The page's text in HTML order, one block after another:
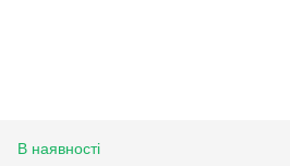
В наявності